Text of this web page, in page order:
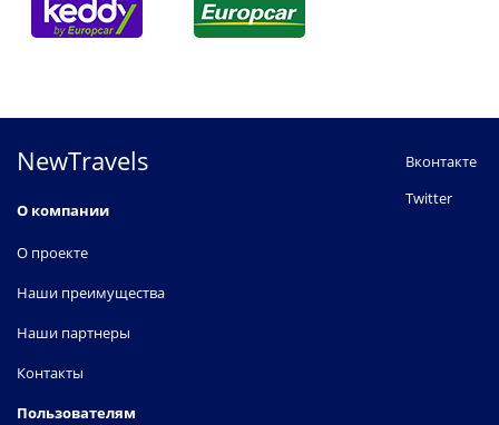
NewTravels
О компании
О проекте
Наши преимущества
Наши партнеры
Контакты
Пользователям
Вконтакте
Twitter